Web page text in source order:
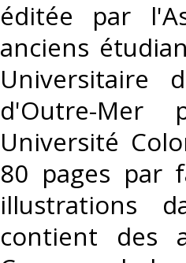
éditée par
anciens
Universitaire
d'Outre-Mer
Université
80 pages par
illustrations
contient des